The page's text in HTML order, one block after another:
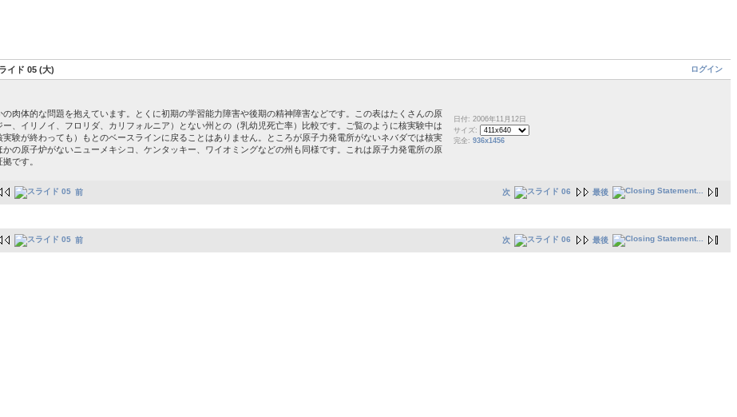
ログイン
イド 05 (大)
肉体的な問題を抱えています。とくに初期の学習能力障害や後期の精神障害などです。この表はたくさんの原
、イリノイ、フロリダ、カリフォルニア）とない州との（乳幼児死亡率）比較です。ご覧のように核実験中は
験が終わっても）もとのベースラインに戻ることはありません。ところが原子力発電所がないネバダでは核実
の原子炉がないニューメキシコ、ケンタッキー、ワイオミングなどの州も同様です。これは原子力発電所の原
です。
日付: 2006年11月12日
サイズ:
完全: 936x1456
次 最後
前
次 最後
前